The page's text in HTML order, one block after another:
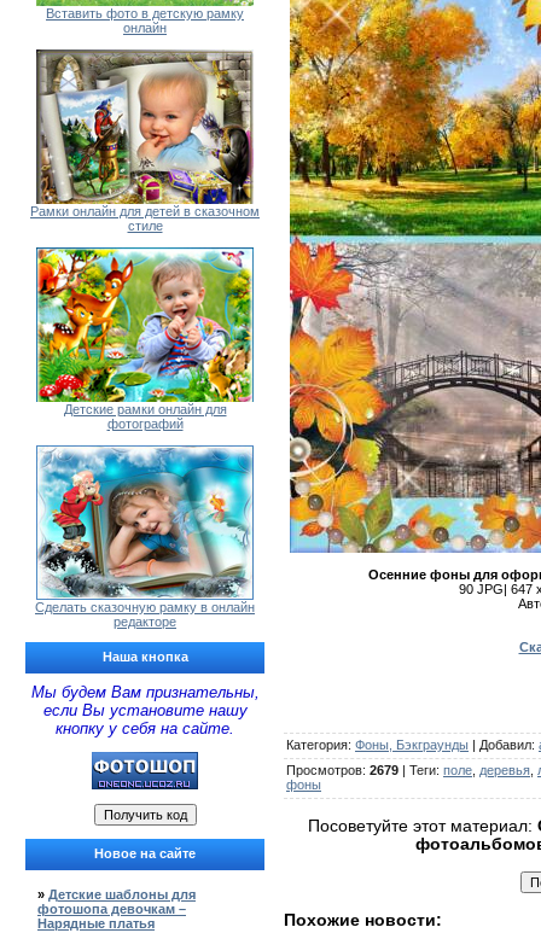
Вставить фото в детскую рамку
онлайн
Рамки онлайн для детей в сказочном
стиле
Детские рамки онлайн для
фотографий
Сделать сказочную рамку в онлайн
редакторе
Наша кнопка
Мы будем Вам признательны,
если Вы установите нашу
кнопку у себя на сайте.
Новое на сайте
» Детские шаблоны для
фотошопа девочкам –
Нарядные платья
Осенние фоны для
90 JPG| 647
Категория: Фоны, Бэкграунды | Добавил:
Просмотров: 2679 | Теги: поле деревья
фоны
Посоветуйте этот материал:
Похожие новости: